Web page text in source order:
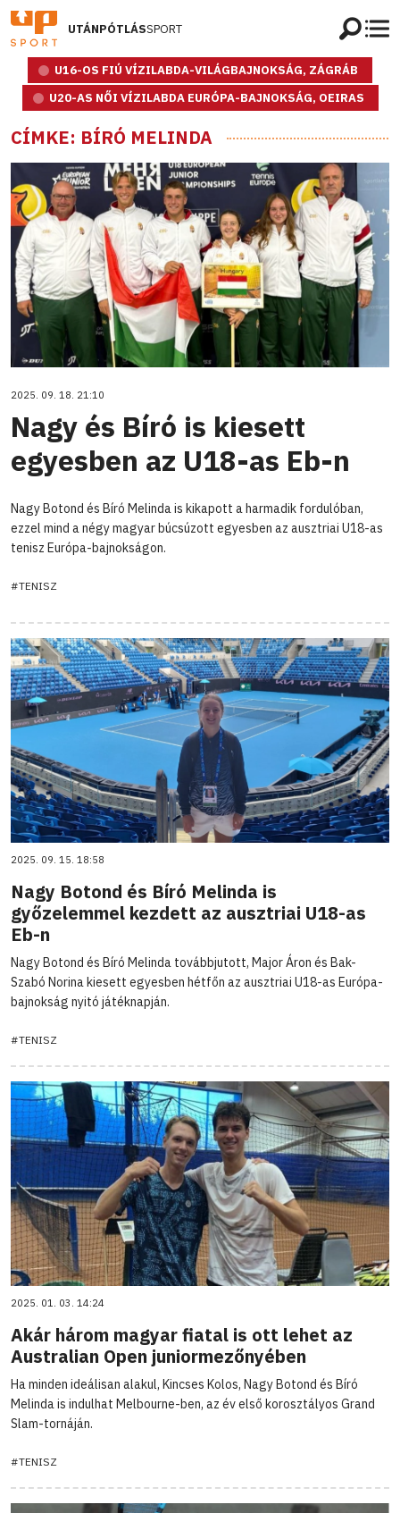
UTÁNPÓTLÁSSPORT
U16-OS FIÚ VÍZILABDA-VILÁGBAJNOKSÁG, ZÁGRÁB
U20-AS NŐI VÍZILABDA EURÓPA-BAJNOKSÁG, OEIRAS
CÍMKE: BÍRÓ MELINDA
2025. 09. 18. 21:10
Nagy és Bíró is kiesett
egyesben az U18-as Eb-n
Nagy Botond és Bíró Melinda is kikapott a harmadik fordulóban,
ezzel mind a négy magyar búcsúzott egyesben az ausztriai U18-as
tenisz Európa-bajnokságon.
#TENISZ
2025. 09. 15. 18:58
Nagy Botond és Bíró Melinda is
győzelemmel kezdett az ausztriai U18-as
Eb-n
Nagy Botond és Bíró Melinda továbbjutott, Major Áron és Bak-
Szabó Norina kiesett egyesben hétfőn az ausztriai U18-as Európa-
bajnokság nyitó játéknapján.
#TENISZ
2025. 01. 03. 14:24
Akár három magyar fiatal is ott lehet az
Australian Open juniormezőnyében
Ha minden ideálisan alakul, Kincses Kolos, Nagy Botond és Bíró
Melinda is indulhat Melbourne-ben, az év első korosztályos Grand
Slam-tornáján.
#TENISZ